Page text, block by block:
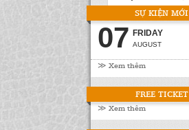
SỰ KIỆN MỚI
07 FRIDAY
AUGUST
≫ Xem thêm
FREE TICKET
≫ Xem thêm